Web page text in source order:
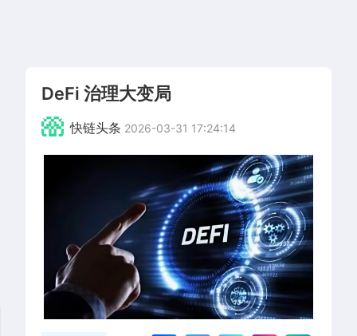
DeFi 治理大变局
快链头条 2026-03-31 17:24:14